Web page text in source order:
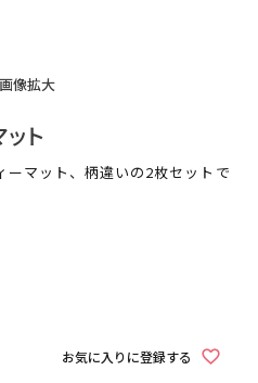
画像拡大
ト
ーマット、柄違いの2枚セットで
お気に入りに登録する